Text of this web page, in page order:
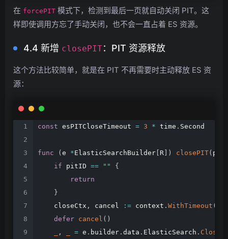
在 forcePIT 模式下，检测到最后一页就自动关闭 PIT。这
样即使调用方忘了手动关闭，也不会一直占着 ES 资源。
4.4 新增 closePIT：PIT 资源释放
这个方法比较简单，就是在 PIT 不再需要时主动释放 ES 资
源：
const esPITCloseTimeout = 3 * time . Second
func ( e *ElasticSearchBuilder R ) closePIT(
if
pitID == ""
{
return
}
closeCtx , cancel := context . WithTimeout (
defer cancel ( )
, = e . builder . data . ElasticSearch .